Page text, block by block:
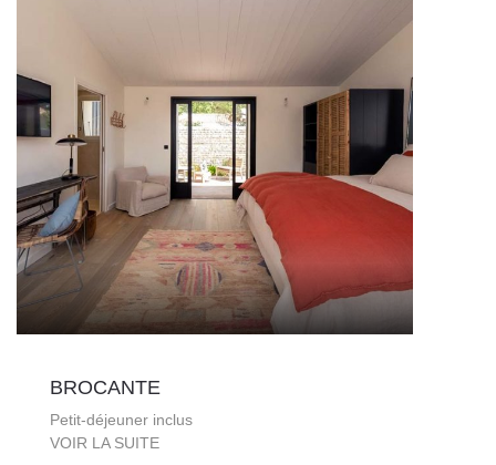
BROCANTE
Petit-déjeuner inclus
VOIR LA SUITE